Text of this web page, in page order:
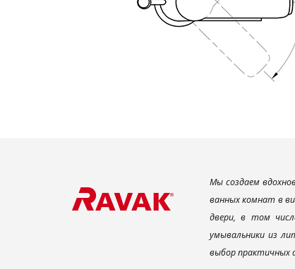
Мы создаем
ванных комнат в
двери, в том
умывальники из
выбор практичных